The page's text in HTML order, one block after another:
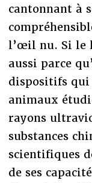
cantonnant à
l’œil nu. Si le
aussi parce
dispositifs qui
animaux
rayons
substances
scientifiques
de ses